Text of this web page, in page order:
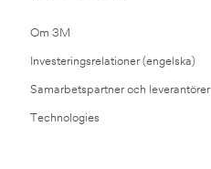
Om 3M
Investeringsrelationer (engelska)
Samarbetspartner och leverantörer
Technologies